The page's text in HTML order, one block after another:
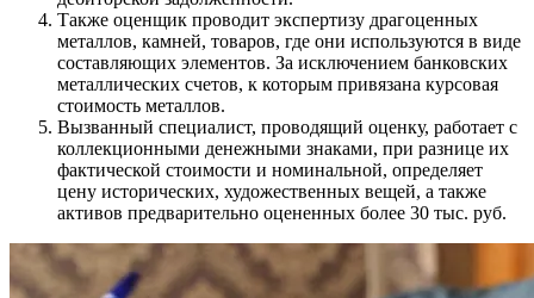
Также оценщик проводит экспертизу драгоценных
металлов, камней, товаров, где они используются в виде
составляющих элементов. За исключением банковских
металлических счетов, к которым привязана курсовая
стоимость металлов.
Вызванный специалист, проводящий оценку, работает с
коллекционными денежными знаками, при разнице их
фактической стоимости и номинальной, определяет
цену исторических, художественных вещей, а также
активов предварительно оцененных более 30 тыс. руб.